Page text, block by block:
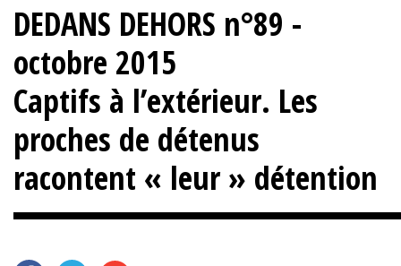
DEDANS DEHORS n°89 -
octobre 2015
Captifs à l’extérieur. Les
proches de détenus
racontent « leur » détention